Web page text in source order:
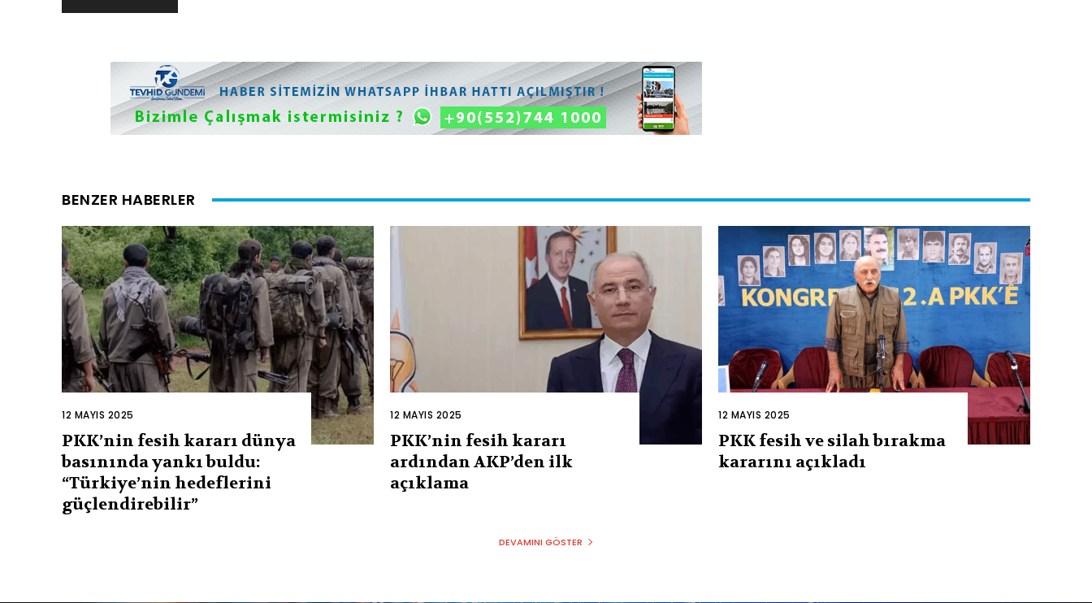
BENZER HABERLER
12 MAYIS 2025
PKK’nin fesih kararı dünya
basınında yankı buldu:
“Türkiye’nin hedeflerini
güçlendirebilir”
12 MAYIS 2025
PKK’nin fesih kararı
ardından AKP’den ilk
açıklama
12 MAYIS 2025
PKK fesih ve silah bırakma
kararını açıkladı
DEVAMINI GÖSTER